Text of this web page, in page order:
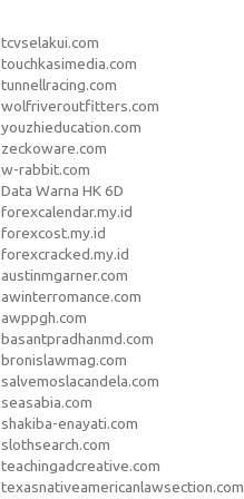
tcvselakui.com
touchkasimedia.com
tunnellracing.com
wolfriveroutfitters.com
youzhieducation.com
zeckoware.com
w-rabbit.com
Data Warna HK 6D
forexcalendar.my.id
forexcost.my.id
forexcracked.my.id
austinmgarner.com
awinterromance.com
awppgh.com
basantpradhanmd.com
bronislawmag.com
salvemoslacandela.com
seasabia.com
shakiba-enayati.com
slothsearch.com
teachingadcreative.com
texasnativeamericanlawsection.com